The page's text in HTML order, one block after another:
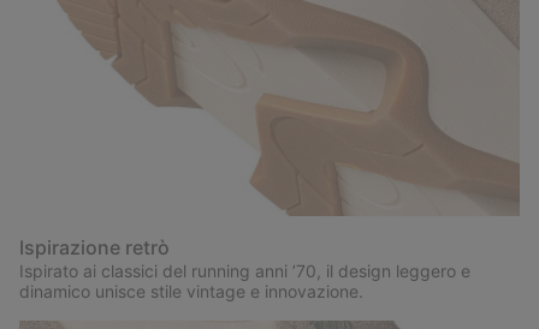
Ispirazione retrò
Ispirato ai classici del running anni ’70, il design leggero e
dinamico unisce stile vintage e innovazione.